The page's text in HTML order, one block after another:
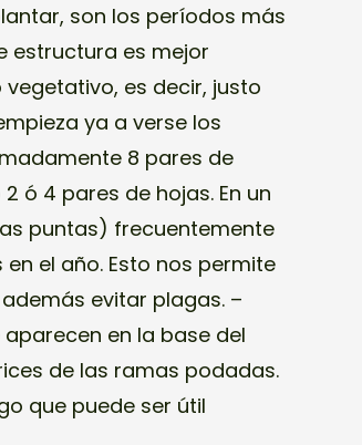
son los períodos más
estructura es mejor
es decir, justo
ya a verse los
8 pares de
ó 4 pares de hojas. En un
puntas) frecuentemente
el año. Esto nos permite
evitar plagas. –
en la base del
de las ramas podadas.
que puede ser útil